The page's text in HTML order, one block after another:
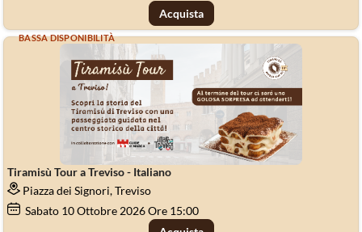
Acquista
Tiramisù Tour a Treviso - Italiano
Piazza dei Signori, Treviso
Sabato 10Ottobre 2026Ore 15:00
BASSA DISPONIBILITÀ